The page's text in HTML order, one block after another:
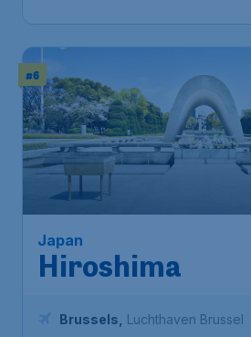
#6
Japan
Hiroshima
Brussels
Luchthaven Brussel